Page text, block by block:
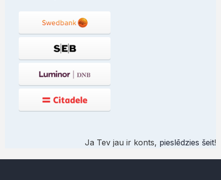
Ja Tev jau ir konts, pieslēdzies šeit!